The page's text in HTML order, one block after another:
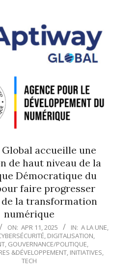
accueille une
de haut niveau de la
Démocratique du
faire progresser
de la transformation
numérique
ON: APR 11, 2025 IN: A LA UNE,
, DIGITALISATION,
, GOUVERNANCE/POLITIQUE,
&DÉVELOPPEMENT, INITIATIVES,
TECH